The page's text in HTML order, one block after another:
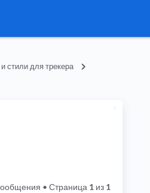
стили для трекера
• Страница 1 из 1